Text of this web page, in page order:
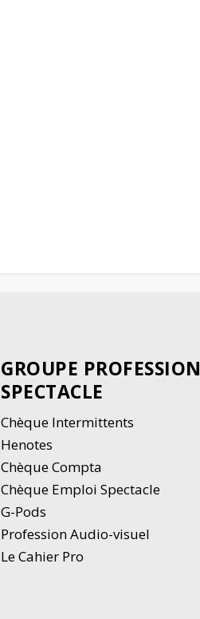
GROUPE PROFESSION
SPECTACLE
Chèque Intermittents
Henotes
Chèque Compta
Chèque Emploi Spectacle
G-Pods
Profession Audio-visuel
Le Cahier Pro